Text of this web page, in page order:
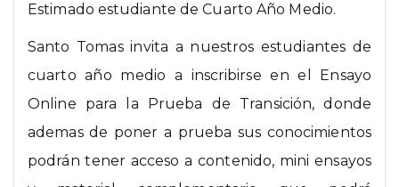
Estimado estudiante de Cuarto Año Medio.
Santo Tomas invita a nuestros estudiantes de
cuarto año medio a inscribirse en el Ensayo
Online para la Prueba de Transición, donde
ademas de poner a prueba sus conocimientos
podrán tener acceso a contenido, mini ensayos